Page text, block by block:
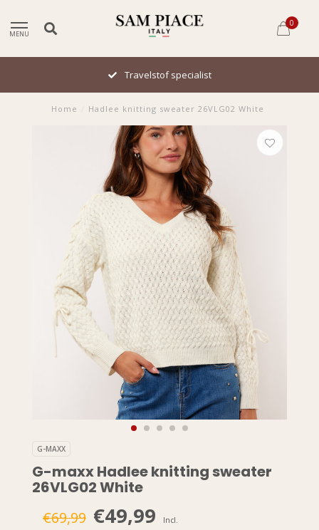
MENU
0
Travelstof specialist
Home Hadlee knitting sweater 26VLG02 White
G-MAXX
G-maxx Hadlee knitting sweater
26VLG02 White
€69,99 €49,99
Incl.